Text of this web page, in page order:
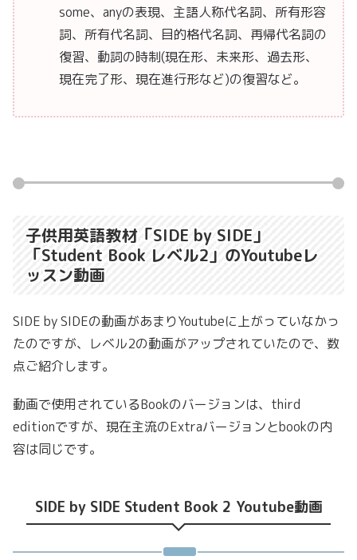
some、anyの表現、主語人称代名詞、所有形容
詞、所有代名詞、目的格代名詞、再帰代名詞の
復習、動詞の時制(現在形、未来形、過去形、
現在完了形、現在進行形など)の復習など。
子供用英語教材「SIDE by SIDE」
「Student Book レベル2」のYoutubeレ
ッスン動画
SIDE by SIDEの動画があまりYoutubeに上がっていなかっ
たのですが、レベル2の動画がアップされていたので、数
点ご紹介します。
動画で使用されているBookのバージョンは、third
editionですが、現在主流のExtraバージョンとbookの内
容は同じです。
SIDE by SIDE Student Book 2 Youtube動画